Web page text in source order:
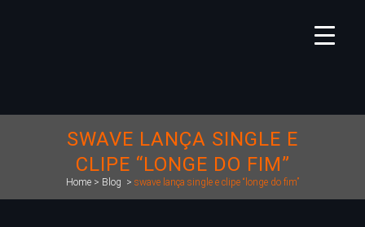
SWAVE LANÇA SINGLE E
CLIPE “LONGE DO FIM”
Home > Blog > swave lança single e clipe “longe do fim”